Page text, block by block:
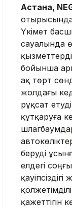
Астана,
Үкімет
сауалында
бойынша
ақ төрт
жолдағы
рұқсат
құтқаруға
беруді
елдегі
қажеттігін